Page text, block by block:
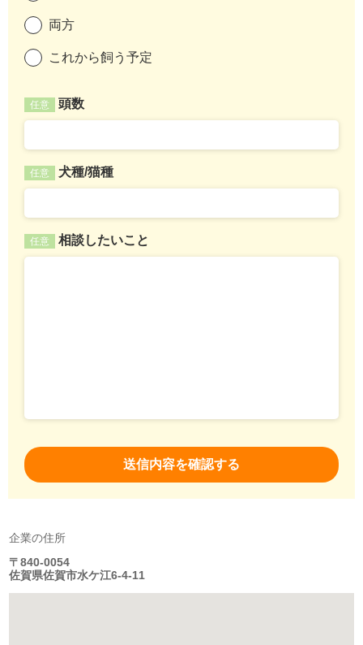
両方
これから飼う予定
任意 頭数
任意 犬種/猫種
任意 相談したいこと
企業の住所
〒840-0054
佐賀県佐賀市水ケ江6-4-11